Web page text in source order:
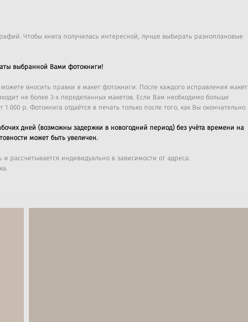
Чтобы книга получилась интересной, лучше выбирать разноплановые
выбранной Вами фотокниги!
вносить правки в макет фотокниги. После каждого исправления макет
не более 3-х переделанных макетов. Если Вам необходимо больше
000 р. Фотокнига отдаётся в печать только после того, как Вы окончательно
дней (возможны задержки в новогодний период) без учёта времени на
может быть увеличен.
рассчитывается индивидуально в зависимости от адреса.